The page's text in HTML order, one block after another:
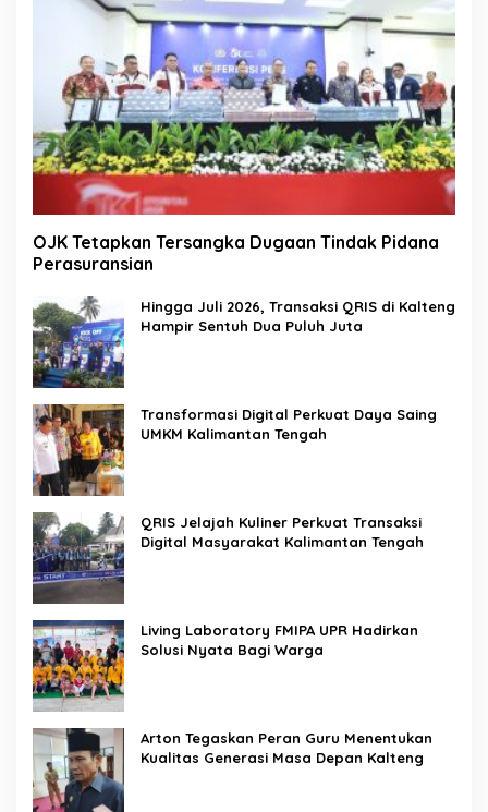
OJK Tetapkan Tersangka Dugaan Tindak Pidana
Perasuransian
Hingga Juli 2026, Transaksi QRIS di Kalteng
Hampir Sentuh Dua Puluh Juta
Transformasi Digital Perkuat Daya Saing
UMKM Kalimantan Tengah
QRIS Jelajah Kuliner Perkuat Transaksi
Digital Masyarakat Kalimantan Tengah
Living Laboratory FMIPA UPR Hadirkan
Solusi Nyata Bagi Warga
Arton Tegaskan Peran Guru Menentukan
Kualitas Generasi Masa Depan Kalteng